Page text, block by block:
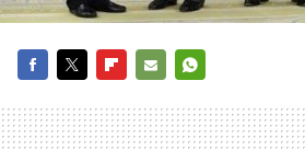
MAIL